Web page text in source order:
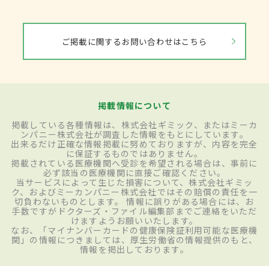
ご掲載に関するお問い合わせはこちら
掲載情報について
掲載している各種情報は、株式会社ギミック、またはミーカ
ンパニー株式会社が調査した情報をもとにしています。
出来るだけ正確な情報掲載に努めておりますが、内容を完全
に保証するものではありません。
掲載されている医療機関へ受診を希望される場合は、事前に
必ず該当の医療機関に直接ご確認ください。
当サービスによって生じた損害について、株式会社ギミッ
ク、およびミーカンパニー株式会社ではその賠償の責任を一
切負わないものとします。 情報に誤りがある場合には、お
手数ですがドクターズ・ファイル編集部までご連絡をいただ
けますようお願いいたします。
なお、「マイナンバーカードの健康保険証利用可能な医療機
関」の情報につきましては、厚生労働省の情報提供のもと、
情報を掲出しております。